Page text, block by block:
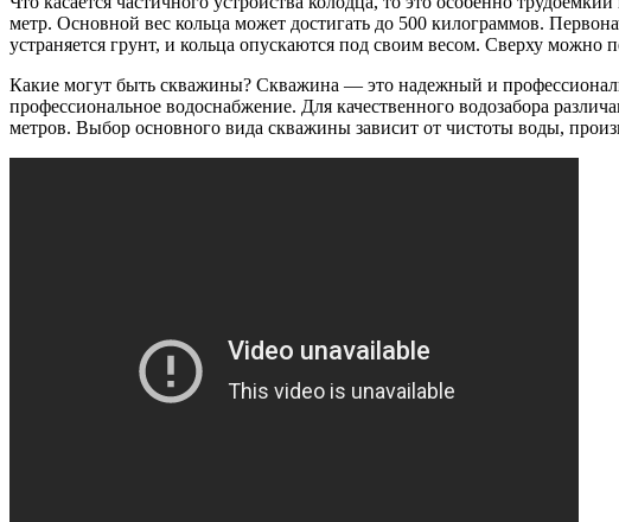
метр. Основной вес кольца может достигать до 500 килограммов.
устраняется грунт, и кольца опускаются под своим весом. Сверху
Какие могут быть скважины? Скважина — это надежный и
профессиональное водоснабжение. Для качественного водозабора
метров. Выбор основного вида скважины зависит от чистоты воды,